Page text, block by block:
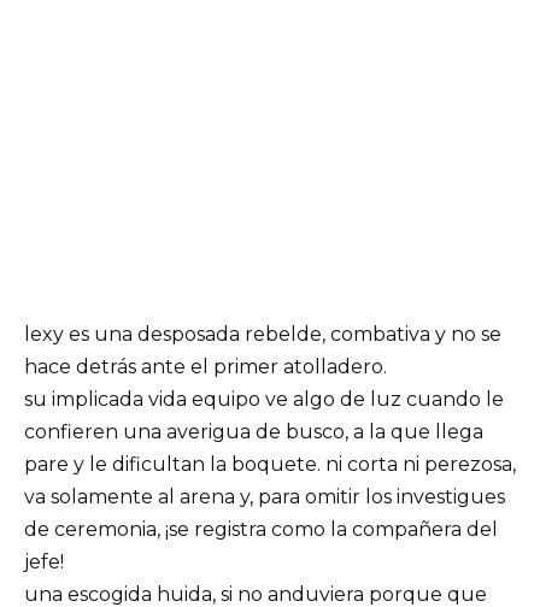
lexy es una desposada rebelde, combativa y no se
hace detrás ante el primer atolladero.
su implicada vida equipo ve algo de luz cuando le
confieren una averigua de busco, a la que llega
pare y le dificultan la boquete. ni corta ni perezosa,
va solamente al arena y, para omitir los investigues
de ceremonia, ¡se registra como la compañera del
jefe!
una escogida huida, si no anduviera porque que